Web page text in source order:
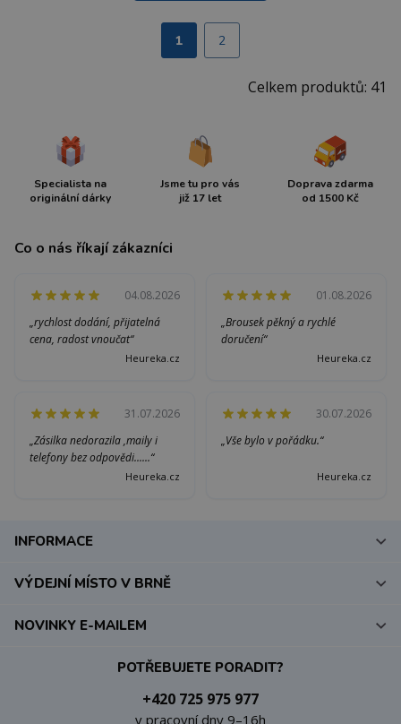
1 2
Celkem produktů: 41
Specialista na
originální dárky
Jsme tu pro vás
již 17 let
Doprava zdarma
od 1500 Kč
Co o nás říkají zákazníci
04.08.2026
„rychlost dodání, přijatelná
cena, radost vnoučat“
Heureka.cz
01.08.2026
„Brousek pěkný a rychlé
doručení“
Heureka.cz
31.07.2026
„Zásilka nedorazila ,maily i
telefony bez odpovědi......“
Heureka.cz
30.07.2026
„Vše bylo v pořádku.“
Heureka.cz
INFORMACE
VÝDEJNÍ MÍSTO V BRNĚ
POTŘEBUJETE PORADIT?
+420 725 975 977
v pracovní dny 9–16h
NOVINKY E-MAILEM